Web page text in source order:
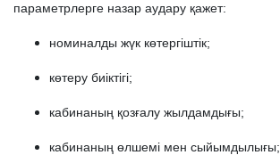
параметрлерге назар аудару қажет:
номиналды жүк көтергіштік;
көтеру биіктігі;
кабинаның қозғалу жылдамдығы;
кабинаның өлшемі мен сыйымдылығы;